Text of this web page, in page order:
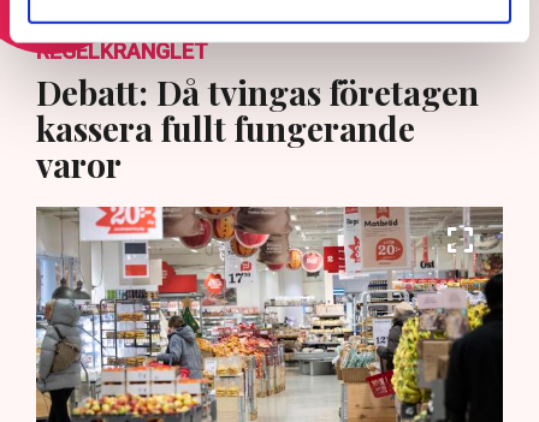
REGELKRÅNGLET
Debatt: Då tvingas företagen
kassera fullt fungerande
varor